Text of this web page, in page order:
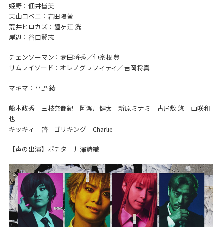
姫野：佃井皆美
東山コベニ：岩田陽葵
荒井ヒロカズ：鐘ヶ江 洸
岸辺：谷口賢志
チェンソーマン：夛⽥将秀／仲宗根 豊
サムライソード：オレノグラフィティ／吉岡将真
マキマ：平野 綾
船木政秀 三枝奈都紀 阿瀬川健太 新原ミナミ 古屋敷 悠 山咲和
也
キッキィ 啓 ゴリキング Charlie
【声の出演】ポチタ 井澤詩織